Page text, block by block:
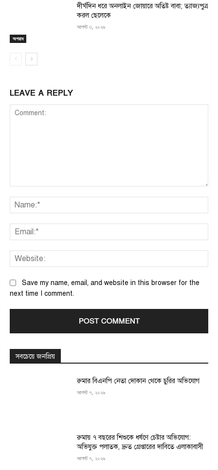
অপরাধ
দীর্ঘদিন ধরে অনলাইন জোয়ারে অতিষ্ট বাবা; ত্যাজ্যপুত্র
করল ছেলেকে
আগস্ট ৩, ২০২৬
LEAVE A REPLY
Save my name, email, and website in this browser for the
next time I comment.
সবচেয়ে জনপ্রিয়
রুমার বিএনপি নেতা দোকান থেকে চুরির অভিযোগ
আগস্ট ৭, ২০২৬
রুমায় ৭ বছরের শিশুকে ধর্ষণে চেষ্টার অভিযোগ:
অভিযুক্ত পলাতক, দ্রুত গ্রেপ্তারের দাবিতে এলাকাবাসী
আগস্ট ৭, ২০২৬